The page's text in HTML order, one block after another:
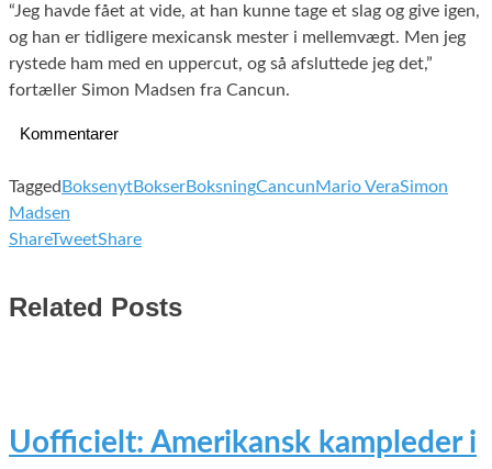
“Jeg havde fået at vide, at han kunne tage et slag og give igen,
og han er tidligere mexicansk mester i mellemvægt. Men jeg
rystede ham med en uppercut, og så afsluttede jeg det,”
fortæller Simon Madsen fra Cancun.
Kommentarer
Tagged BoksenytBokserBoksningCancunMario VeraSimon
Madsen
ShareTweetShare
Related Posts
Uofficielt: Amerikansk kampleder i